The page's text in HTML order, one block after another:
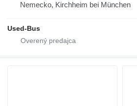
Nemecko, Kirchheim bei München
Used-Bus